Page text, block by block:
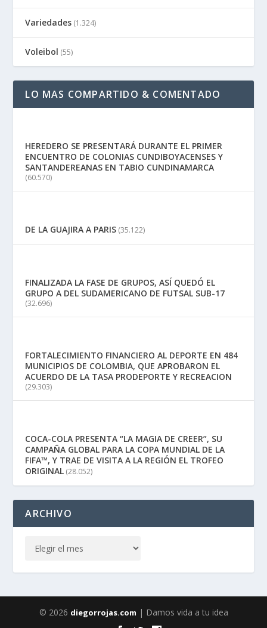
Variedades (1.324)
Voleibol (55)
LO MAS COMPARTIDO & COMENTADO
HEREDERO SE PRESENTARÁ DURANTE EL PRIMER
ENCUENTRO DE COLONIAS CUNDIBOYACENSES Y
SANTANDEREANAS EN TABIO CUNDINAMARCA
(60.570)
DE LA GUAJIRA A PARIS (35.122)
FINALIZADA LA FASE DE GRUPOS, ASÍ QUEDÓ EL
GRUPO A DEL SUDAMERICANO DE FUTSAL SUB-17
(32.696)
FORTALECIMIENTO FINANCIERO AL DEPORTE EN 484
MUNICIPIOS DE COLOMBIA, QUE APROBARON EL
ACUERDO DE LA TASA PRODEPORTE Y RECREACION
(29.303)
COCA-COLA PRESENTA “LA MAGIA DE CREER”, SU
CAMPAÑA GLOBAL PARA LA COPA MUNDIAL DE LA
FIFA™, Y TRAE DE VISITA A LA REGIÓN EL TROFEO
ORIGINAL (28.052)
ARCHIVO
© 2026 diegorrojas.com | Damos vida a tu idea